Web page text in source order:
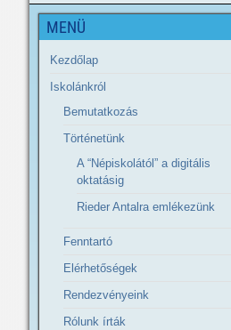
MENÜ
Kezdőlap
Iskolánkról
Bemutatkozás
Történetünk
A “Népiskolától” a digitális
oktatásig
Rieder Antalra emlékezünk
Fenntartó
Elérhetőségek
Rendezvényeink
Rólunk írták